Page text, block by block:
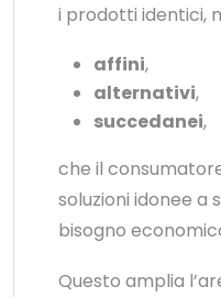
i prodotti identici,
affini,
alternativi,
succedanei,
che il
soluzioni idonee a
bisogno
Questo amplia